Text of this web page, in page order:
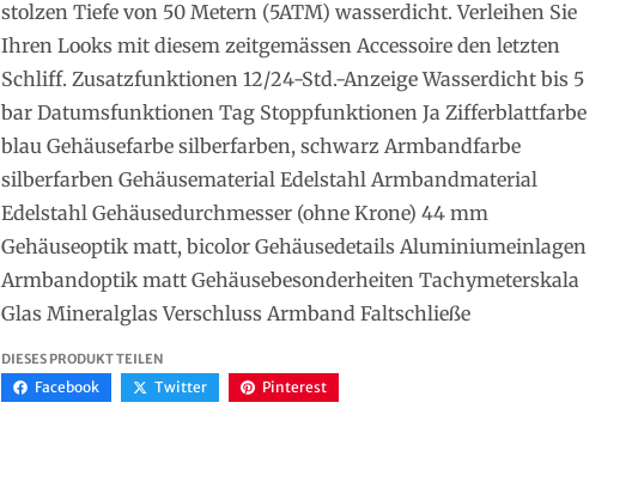
stolzen Tiefe von 50 Metern (5ATM) wasserdicht. Verleihen Sie
Ihren Looks mit diesem zeitgemässen Accessoire den letzten
Schliff. Zusatzfunktionen 12/24-Std.-Anzeige Wasserdicht bis 5
bar Datumsfunktionen Tag Stoppfunktionen Ja Zifferblattfarbe
blau Gehäusefarbe silberfarben, schwarz Armbandfarbe
silberfarben Gehäusematerial Edelstahl Armbandmaterial
Edelstahl Gehäusedurchmesser (ohne Krone) 44 mm
Gehäuseoptik matt, bicolor Gehäusedetails Aluminiumeinlagen
Armbandoptik matt Gehäusebesonderheiten Tachymeterskala
Glas Mineralglas Verschluss Armband Faltschließe
DIESES PRODUKT TEILEN
Facebook Twitter Pinterest